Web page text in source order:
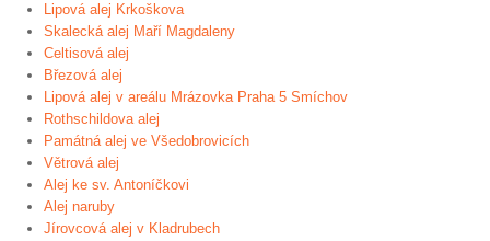
Lipová alej Krkoškova
Skalecká alej Maří Magdaleny
Celtisová alej
Březová alej
Lipová alej v areálu Mrázovka Praha 5 Smíchov
Rothschildova alej
Památná alej ve Všedobrovicích
Větrová alej
Alej ke sv. Antoníčkovi
Alej naruby
Jírovcová alej v Kladrubech